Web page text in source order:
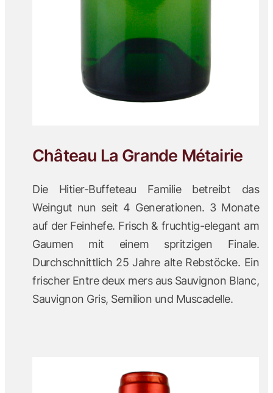
Château La Grande Métairie
Die Hitier-Buffeteau Familie betreibt das
Weingut nun seit 4 Generationen. 3 Monate
auf der Feinhefe. Frisch & fruchtig-elegant am
Gaumen mit einem spritzigen Finale.
Durchschnittlich 25 Jahre alte Rebstöcke. Ein
frischer Entre deux mers aus Sauvignon Blanc,
Sauvignon Gris, Semilion und Muscadelle.